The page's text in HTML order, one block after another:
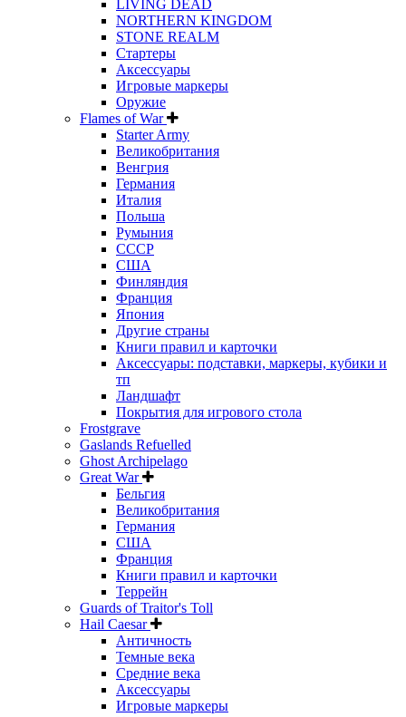
LIVING DEAD
NORTHERN KINGDOM
STONE REALM
Стартеры
Аксессуары
Игровые маркеры
Оружие
Flames of War
Starter Army
Великобритания
Венгрия
Германия
Италия
Польша
Румыния
СССР
США
Финляндия
Франция
Япония
Другие страны
Книги правил и карточки
Аксессуары: подставки, маркеры, кубики и
тп
Ландшафт
Покрытия для игрового стола
Frostgrave
Gaslands Refuelled
Ghost Archipelago
Great War
Бельгия
Великобритания
Германия
США
Франция
Книги правил и карточки
Террейн
Guards of Traitor's Toll
Hail Caesar
Античность
Темные века
Средние века
Аксессуары
Игровые маркеры